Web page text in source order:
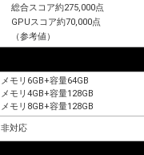
総合スコア約275,000点
GPUスコア約70,000点
（参考値）
メモリ6GB+容量64GB
メモリ4GB+容量128GB
メモリ8GB+容量128GB
非対応